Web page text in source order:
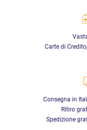
Carte di
Consegna in
Ritiro
Spedizione